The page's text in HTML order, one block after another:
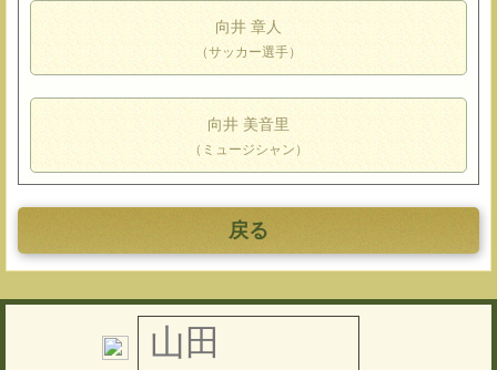
向井 章人
（サッカー選手）
向井 美音里
（ミュージシャン）
戻る